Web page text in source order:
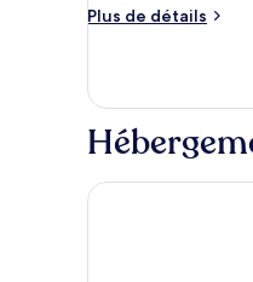
Triple
chambre,
vue
côté
Plus de détails
Plus
le
type
de
Chambre
Risen Oceanpark